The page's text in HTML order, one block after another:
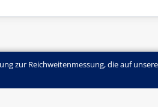
zur Reichweitenmessung, die auf